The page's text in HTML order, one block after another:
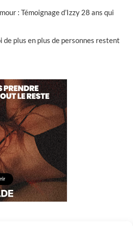
: Témoignage d’Izzy 28 ans qui
de plus en plus de personnes restent